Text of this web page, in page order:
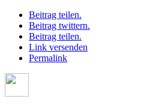
Beitrag teilen.
Beitrag twittern.
Beitrag teilen.
Link versenden
Permalink